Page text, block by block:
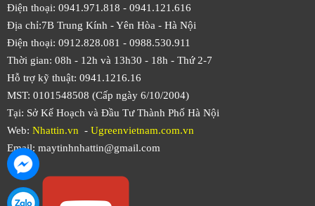
Điện thoại: 0941.971.818 - 0941.121.616
Địa chỉ:7B Trung Kính - Yên Hòa - Hà Nội
Điện thoại: 0912.828.081 - 0988.530.911
Thời gian: 08h - 12h và 13h30 - 18h - Thứ 2-7
Hỗ trợ kỹ thuật: 0941.1216.16
MST: 0101548508 (Cấp ngày 6/10/2004)
Tại: Sở Kế Hoạch và Đầu Tư Thành Phố Hà Nội
Web: Nhattin.vn - Ugreenvietnam.com.vn
Email: maytinhnhattin@gmail.com